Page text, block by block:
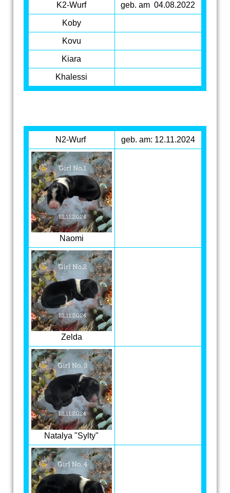
K2-Wurf geb. am 04.08.2022
Koby
Kovu
Kiara
Khalessi
N2-Wurf geb. am: 12.11.2024
Naomi
Zelda
Natalya "Sylty"